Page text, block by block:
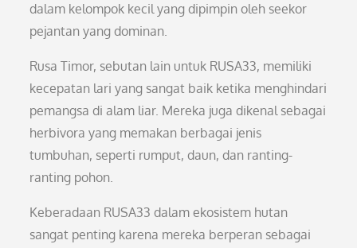
dalam kelompok kecil yang dipimpin oleh seekor
pejantan yang dominan.
Rusa Timor, sebutan lain untuk RUSA33, memiliki
kecepatan lari yang sangat baik ketika menghindari
pemangsa di alam liar. Mereka juga dikenal sebagai
herbivora yang memakan berbagai jenis
tumbuhan, seperti rumput, daun, dan ranting-
ranting pohon.
Keberadaan RUSA33 dalam ekosistem hutan
sangat penting karena mereka berperan sebagai